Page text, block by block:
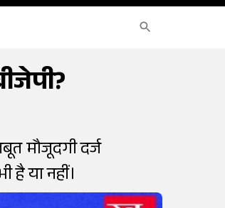
मौजूदगी दर्ज
या नहीं।